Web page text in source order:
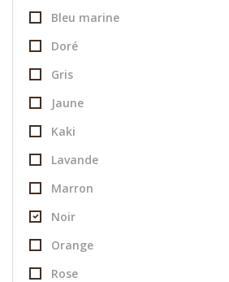
Bleu marine
Doré
Gris
Jaune
Kaki
Lavande
Marron
Noir
Orange
Rose